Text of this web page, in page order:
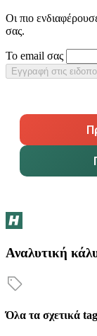
Οι πιο
σας.
Το email σας
Εγγραφή στις
Αναλυτική
Όλα τα σχετικά